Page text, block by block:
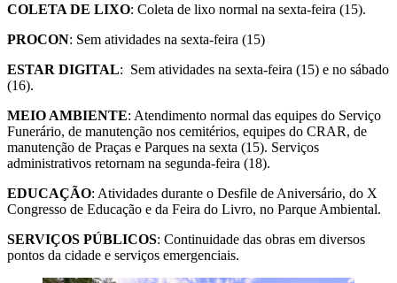
COLETA DE LIXO: Coleta de lixo normal na sexta-feira (15).
PROCON: Sem atividades na sexta-feira (15)
ESTAR DIGITAL: Sem atividades na sexta-feira (15) e no sábado
(16).
MEIO AMBIENTE: Atendimento normal das equipes do Serviço
Funerário, de manutenção nos cemitérios, equipes do CRAR, de
manutenção de Praças e Parques na sexta (15). Serviços
administrativos retornam na segunda-feira (18).
EDUCAÇÃO: Atividades durante o Desfile de Aniversário, do X
Congresso de Educação e da Feira do Livro, no Parque Ambiental.
SERVIÇOS PÚBLICOS: Continuidade das obras em diversos
pontos da cidade e serviços emergenciais.